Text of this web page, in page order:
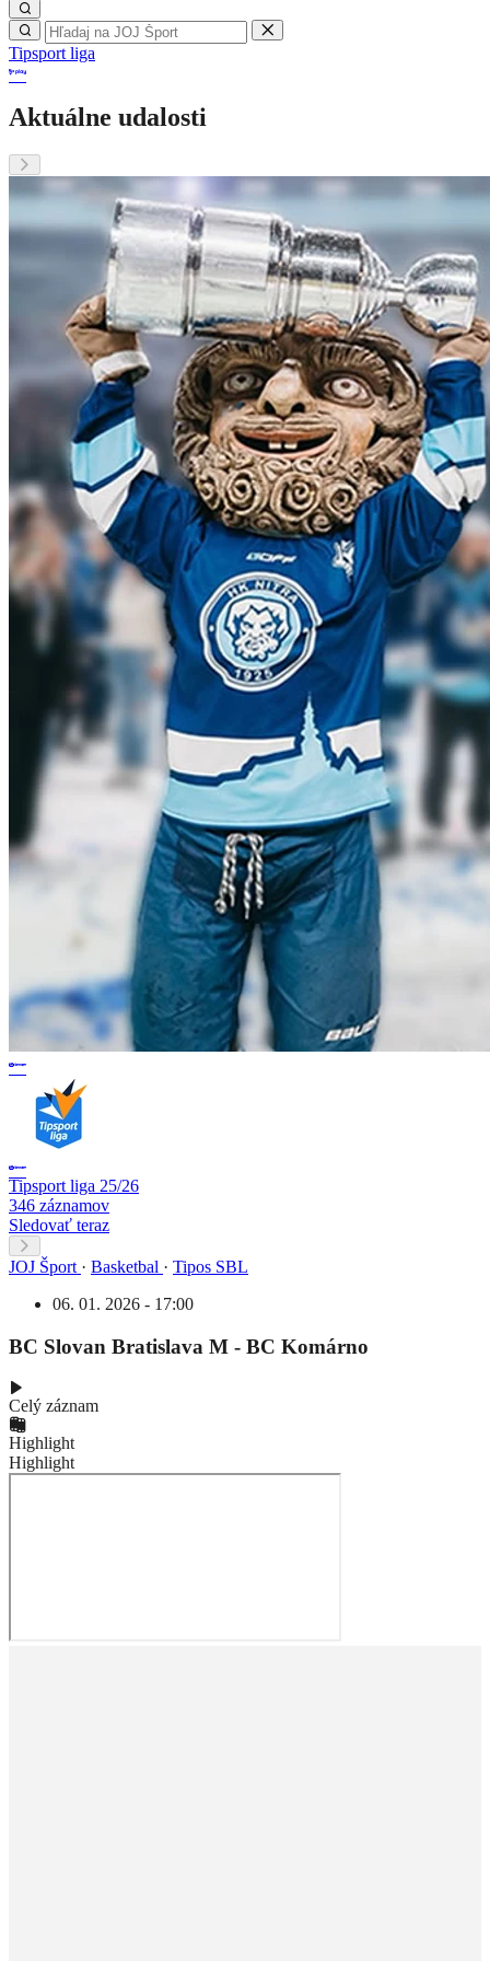
Tipsport liga
Aktuálne udalosti
Tipsport liga 25/26
346 záznamov
Sledovať teraz
JOJ Šport · Basketbal · Tipos SBL
06. 01. 2026 - 17:00
BC Slovan Bratislava M - BC Komárno
Celý záznam
Highlight
Highlight